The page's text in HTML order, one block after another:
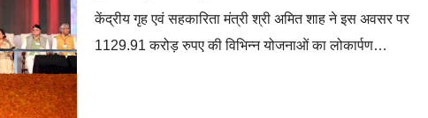
केंद्रीय गृह एवं सहकारिता मंत्री श्री अमित शाह ने इस अवसर पर
1129.91 करोड़ रुपए की विभिन्न योजनाओं का लोकार्पण…